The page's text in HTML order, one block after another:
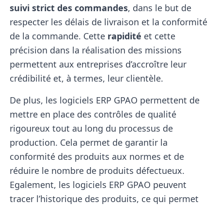
suivi strict des commandes, dans le but de
respecter les délais de livraison et la conformité
de la commande. Cette rapidité et cette
précision dans la réalisation des missions
permettent aux entreprises d’accroître leur
crédibilité et, à termes, leur clientèle.
De plus, les logiciels ERP GPAO permettent de
mettre en place des contrôles de qualité
rigoureux tout au long du processus de
production. Cela permet de garantir la
conformité des produits aux normes et de
réduire le nombre de produits défectueux.
Egalement, les logiciels ERP GPAO peuvent
tracer l’historique des produits, ce qui permet